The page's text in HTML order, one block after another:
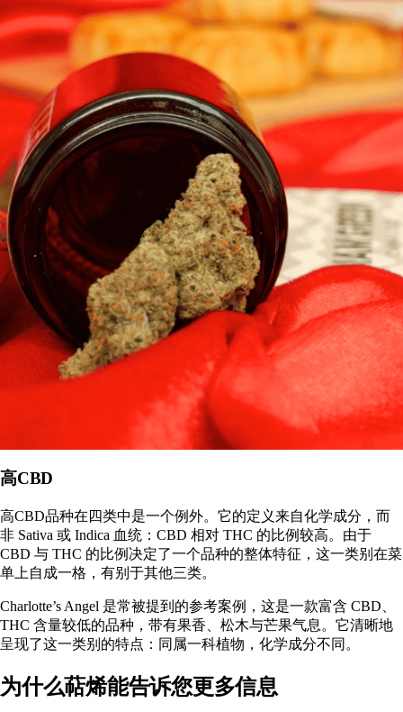
高CBD
高CBD品种在四类中是一个例外。它的定义来自化学成分，而
非 Sativa 或 Indica 血统：CBD 相对 THC 的比例较高。由于
CBD 与 THC 的比例 决定了一个品种的整体特征，这一类别在菜
单上自成一格，有别于其他三类。
Charlotte’s Angel 是常被提到的参考案例，这是一款富含 CBD、
THC 含量较低的品种，带有果香、松木与芒果气息。它清晰地
呈现了这一类别的特点：同属一科植物，化学成分不同。
为什么萜烯能告诉您更多信息